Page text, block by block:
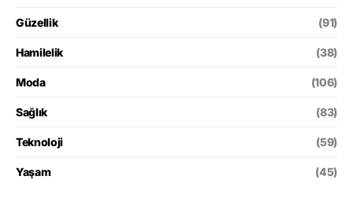
Güzellik (91)
Hamilelik (38)
Moda (106)
Sağlık (83)
Teknoloji (59)
Yaşam (45)